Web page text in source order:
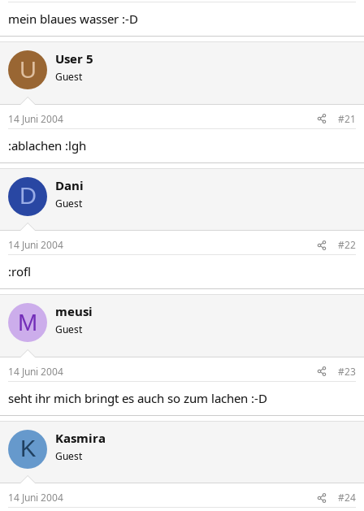
mein blaues wasser :-D
U User 5
Guest
14 Juni 2004 #21
:ablachen :lgh
D Dani
Guest
14 Juni 2004 #22
:rofl
M meusi
Guest
14 Juni 2004 #23
seht ihr mich bringt es auch so zum lachen :-D
K Kasmira
Guest
14 Juni 2004 #24